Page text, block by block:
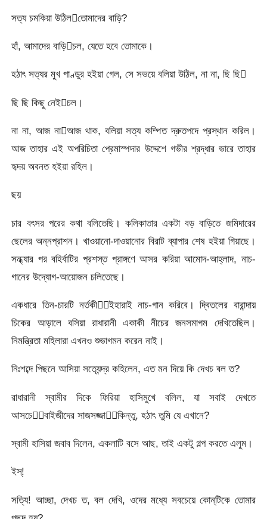
সত্য চমকিয়া উঠিলতোমাদের বাড়ি?
হাঁ, আমাদের বাড়িচল, যেতে হবে তোমাকে।
হঠাৎ সত্যর মুখ পাণ্ডুর হইয়া গেল, সে সভয়ে বলিয়া উঠিল, না না, ছি ছি
ছি ছি কিছু নেইচল।
না না, আজ নাআজ থাক, বলিয়া সত্য কম্পিত দ্রুতপদে প্রস্থান করিল।
আজ তাহার এই অপরিচিতা প্রেমাস্পদার উদ্দেশে গভীর শ্রদ্ধার ভারে তাহার
হৃদয় অবনত হইয়া রহিল।
ছয়
চার বৎসর পরের কথা বলিতেছি। কলিকাতার একটা বড় বাড়িতে জমিদারের
ছেলের অন্নপ্রাশন। খাওয়ানো-দাওয়ানোর বিরাট ব্যাপার শেষ হইয়া গিয়াছে।
সন্ধ্যার পর বহির্বাটির প্রশস্ত প্রাঙ্গণে আসর করিয়া আমোদ-আহ্লাদ, নাচ-
গানের উদ্যোগ-আয়োজন চলিতেছে।
একধারে তিন-চারটি নর্তকীইহারাই নাচ-গান করিবে। দ্বিতলের বারান্দায়
চিকের আড়ালে বসিয়া রাধারানী একাকী নীচের জনসমাগম দেখিতেছিল।
নিমন্ত্রিতা মহিলারা এখনও শুভাগমন করেন নাই।
নিঃশব্দে পিছনে আসিয়া সত্যেন্দ্র কহিলেন, এত মন দিয়ে কি দেখচ বল ত?
রাধারানী স্বামীর দিকে ফিরিয়া হাসিমুখে বলিল, যা সবাই দেখতে
আসচেবাইজীদের সাজসজ্জাকিন্তু, হঠাৎ তুমি যে এখানে?
স্বামী হাসিয়া জবাব দিলেন, একলাটি বসে আছ, তাই একটু গল্প করতে এলুম।
ইস্‌!
সত্যি! আচ্ছা, দেখচ ত, বল দেখি, ওদের মধ্যে সবচেয়ে কোন্‌টিকে তোমার